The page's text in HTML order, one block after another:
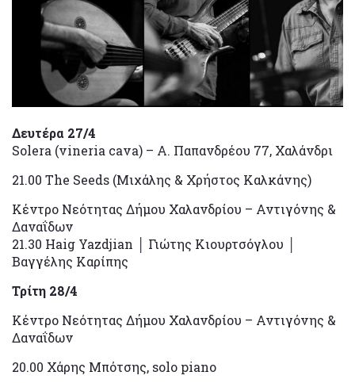
Δευτέρα 27/4
Solera (vineria cava) – Α. Παπανδρέου 77, Χαλάνδρι
21.00 The Seeds (Μιχάλης & Χρήστος Καλκάνης)
Κέντρο Νεότητας Δήμου Χαλανδρίου – Αντιγόνης &
Δαναΐδων
21.30 Haig Yazdjian │ Γιώτης Κιουρτσόγλου │
Βαγγέλης Καρίπης
Τρίτη 28/4
Κέντρο Νεότητας Δήμου Χαλανδρίου – Αντιγόνης &
Δαναΐδων
20.00 Χάρης Μπότσης, solo piano